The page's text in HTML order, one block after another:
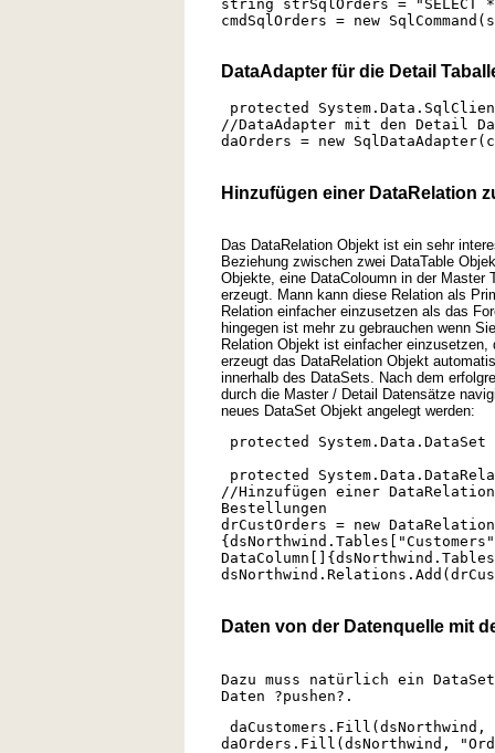
string strSqlOrders = "SELECT *
cmdSqlOrders = new
DataAdapter für die Detail
protected
//DataAdapter mit den Detail
daOrders = new
Hinzufügen einer DataRelation
Das DataRelation Objekt ist ein sehr
Beziehung zwischen zwei DataTable
Objekte, eine DataColoumn in der Master
erzeugt. Mann kann diese Relation als
Relation einfacher einzusetzen als das
hingegen ist mehr zu gebrauchen wenn
Relation Objekt ist einfacher
erzeugt das DataRelation Objekt
innerhalb des DataSets. Nach dem
durch die Master / Detail Datensätze
neues DataSet Objekt angelegt werden:
protected
protected
//Hinzufügen einer
Bestellungen
drCustOrders = new
Daten von der Datenquelle mit
Dazu muss natürlich ein
Daten ?pushen?.
daCustomers.Fill(dsNorthwind,
daOrders.Fill(dsNorthwind,